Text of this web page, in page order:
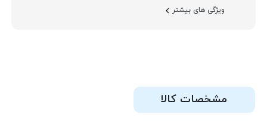
ویژگی های بیشتر
مشخصات کالا